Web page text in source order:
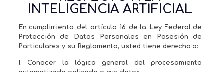
INTELIGENCIA ARTIFICIAL
En cumplimiento del artículo 16 de la Ley Federal de
Protección de Datos Personales en Posesión de
Particulares y su Reglamento, usted tiene derecho a:
I. Conocer la lógica general del procesamiento